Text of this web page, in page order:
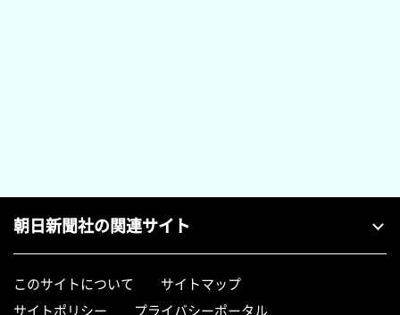
朝日新聞社の関連サイト
このサイトについて
サイトマップ
サイトポリシー
プライバシーポータル